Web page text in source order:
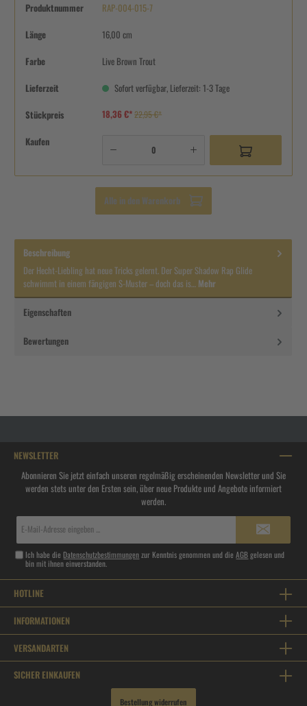
Produktnummer RAP-004-015-7
Länge 16,00 cm
Farbe Live Brown Trout
Lieferzeit Sofort verfügbar, Lieferzeit: 1-3 Tage
Stückpreis 18,36 €*22,95 €*
Kaufen
Alle in den Warenkorb
Beschreibung
Der Hecht-Liebling hat neue Tricks gelernt. Der Super Shadow Rap Glide
schwimmt in einem fängigen S-Muster – doch das is… Mehr
Eigenschaften
Bewertungen
NEWSLETTER
Abonnieren Sie jetzt einfach unseren regelmäßig erscheinenden Newsletter und Sie
werden stets unter den Ersten sein, über neue Produkte und Angebote informiert
werden.
Ich habe die Datenschutzbestimmungenzur Kenntnis genommen und dieAGBgelesen und
bin mit ihnen einverstanden.
HOTLINE
INFORMATIONEN
VERSANDARTEN
SICHER EINKAUFEN
Bestellung widerrufen